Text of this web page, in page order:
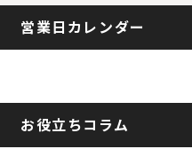
営業日カレンダー
お役立ちコラム